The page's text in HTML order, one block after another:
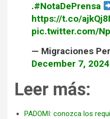
.#NotaDePrensa
https://t.co/
pic.twitter.com/
— Migraciones
December 7, 2024
Leer más:
PADOMI: conozca los